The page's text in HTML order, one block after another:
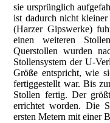
sie ursprünglich
ist dadurch nicht
(Harzer Gipswerke)
einen weiteren
Querstollen wurden
Stollensystem der U-
Größe entspricht, wie
fertiggestellt war. Bis
Stollen fertig. Der
errichtet worden. Die
ersten Metern mit einer